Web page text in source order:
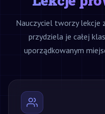
Nauczyciel tworzy lekcje
przydziela je całej
uporządkowanym